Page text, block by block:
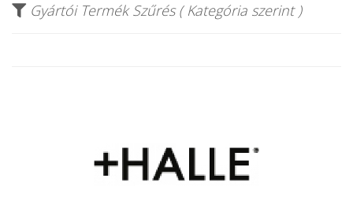
Gyártói Termék Szűrés ( Kategória szerint )